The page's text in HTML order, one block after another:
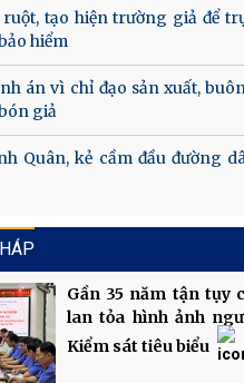
tạo hiện trường giả để
hiểm
án vì chỉ đạo sản xuất,
giả
Quân, kẻ cầm đầu đường
Gần 35 năm tận tụy
lan tỏa hình ảnh
Kiểm sát tiêu biểu